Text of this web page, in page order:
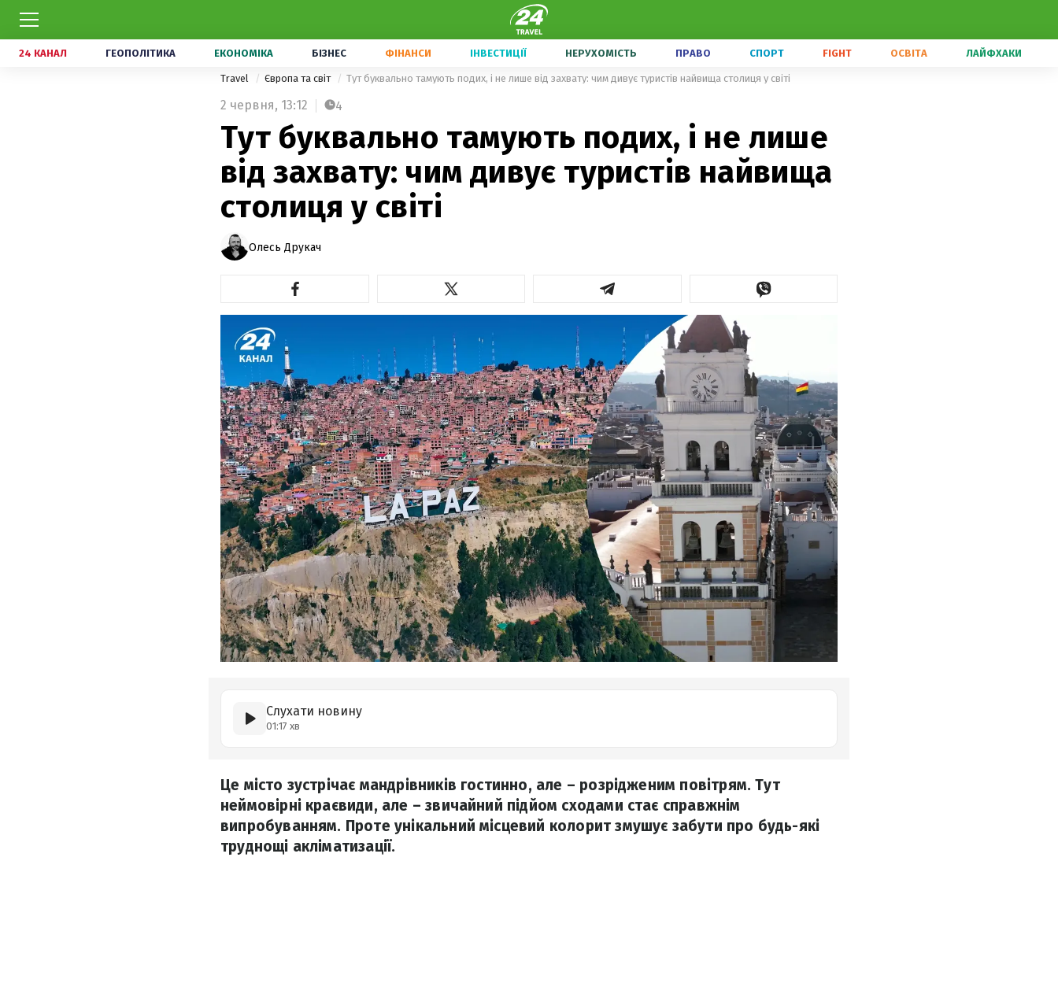
24 КАНАЛ ГЕОПОЛІТИКА ЕКОНОМІКА БІЗНЕС ФІНАНСИ ІНВЕСТИЦІЇ НЕРУХОМІСТЬ ПРАВО СПОРТ FIGHT ОСВІТА ЛАЙФХАКИ
Travel Європа та світ Тут буквально тамують подих, і не лише від захвату: чим дивує туристів найвища столиця у світі
2 червня, 13:12 4
Тут буквально тамують подих, і не лише
від захвату: чим дивує туристів найвища
столиця у світі
Олесь Друкач
Слухати новину
01:17 хв
Це місто зустрічає мандрівників гостинно, але – розрідженим повітрям. Тут
неймовірні краєвиди, але – звичайний підйом сходами стає справжнім
випробуванням. Проте унікальний місцевий колорит змушує забути про будь-які
труднощі акліматизації.